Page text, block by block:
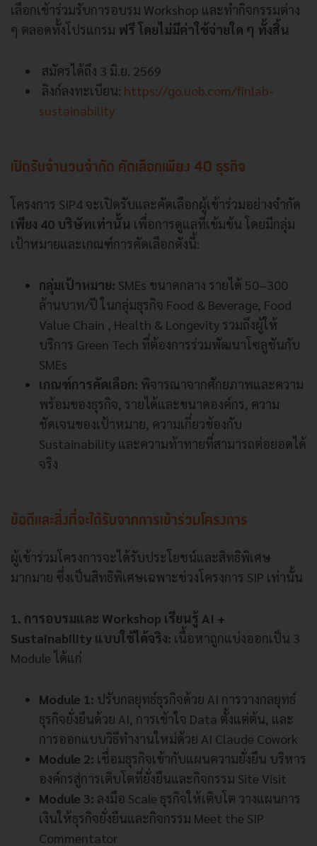
เลือกเข้าร่วมรับการอบรม Workshop และทำกิจกรรมต่าง
ๆ ตลอดทั้งโปรแกรม ฟรี โดยไม่มีค่าใช้จ่ายใด ๆ ทั้งสิ้น
สมัครได้ถึง 3 มิ.ย. 2569
ลิงก์ลงทะเบียน: https://go.uob.com/finlab-
sustainability
เปิดรับจำนวนจำกัด คัดเลือกเพียง 40 ธุรกิจ
โครงการ SIP4 จะเปิดรับและคัดเลือกผู้เข้าร่วมอย่างจำกัด
เพียง 40 บริษัทเท่านั้น เพื่อการดูแลที่เข้มข้น โดยมีกลุ่ม
เป้าหมายและเกณฑ์การคัดเลือกดังนี้:
กลุ่มเป้าหมาย: SMEs ขนาดกลาง รายได้ 50–300
ล้านบาท/ปี ในกลุ่มธุรกิจ Food & Beverage, Food
Value Chain , Health & Longevity รวมถึงผู้ให้
บริการ Green Tech ที่ต้องการร่วมพัฒนาโซลูชันกับ
SMEs
เกณฑ์การคัดเลือก: พิจารณาจากศักยภาพและความ
พร้อมของธุรกิจ, รายได้และขนาดองค์กร, ความ
ชัดเจนของเป้าหมาย, ความเกี่ยวข้องกับ
Sustainability และความท้าทายที่สามารถต่อยอดได้
จริง
ข้อดีและสิ่งที่จะได้รับจากการเข้าร่วมโครงการ
ผู้เข้าร่วมโครงการจะได้รับประโยชน์และสิทธิพิเศษ
มากมาย ซึ่งเป็นสิทธิพิเศษเฉพาะช่วงโครงการ SIP เท่านั้น
1. การอบรมและ Workshop เรียนรู้ AI +
Sustainability แบบใช้ได้จริง: เนื้อหาถูกแบ่งออกเป็น 3
Module ได้แก่
Module 1: ปรับกลยุทธ์ธุรกิจด้วย AI การวางกลยุทธ์
ธุรกิจยั่งยืนด้วย AI, การเข้าใจ Data ตั้งแต่ต้น, และ
การออกแบบวิธีทำงานใหม่ด้วย AI Claude Cowork
Module 2: เชื่อมธุรกิจเข้ากับแผนความยั่งยืน บริหาร
องค์กรสู่การเติบโตที่ยั่งยืนและกิจกรรม Site Visit
Module 3: ลงมือ Scale ธุรกิจให้เติบโต วางแผนการ
เงินให้ธุรกิจยั่งยืนและกิจกรรม Meet the SIP
Commentator